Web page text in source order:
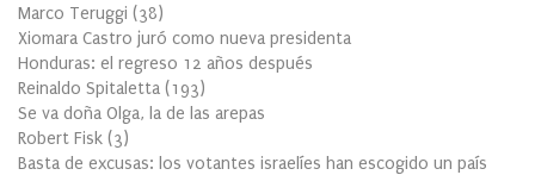
Marco Teruggi (38)
Xiomara Castro juró como nueva presidenta
Honduras: el regreso 12 años después
Reinaldo Spitaletta (193)
Se va doña Olga, la de las arepas
Robert Fisk (3)
Basta de excusas: los votantes israelíes han escogido un país